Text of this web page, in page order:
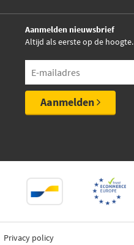
Aanmelden nieuwsbrief
Altijd als eerste op de hoogte.
Aanmelden
Privacy policy